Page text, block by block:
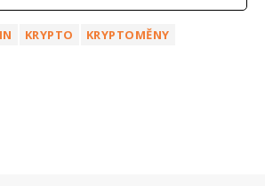
KRYPTO KRYPTOMĚNY